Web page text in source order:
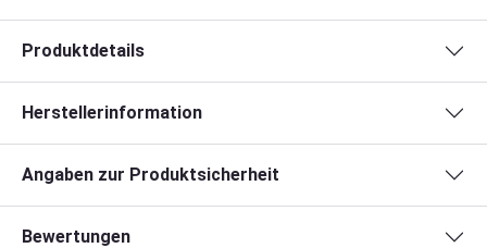
Produktdetails
Herstellerinformation
Angaben zur Produktsicherheit
Bewertungen